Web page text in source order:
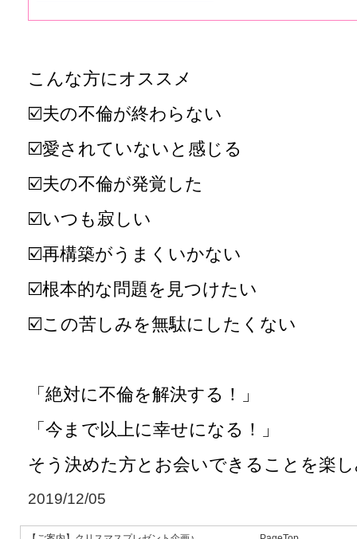
こんな方にオススメ
☑️夫の不倫が終わらない
☑️愛されていないと感じる
☑️夫の不倫が発覚した
☑️いつも寂しい
☑️再構築がうまくいかない
☑️根本的な問題を見つけたい
☑️この苦しみを無駄にしたくない
「絶対に不倫を解決する！」
「今まで以上に幸せになる！」
そう決めた方とお会いできることを楽
2019/12/05